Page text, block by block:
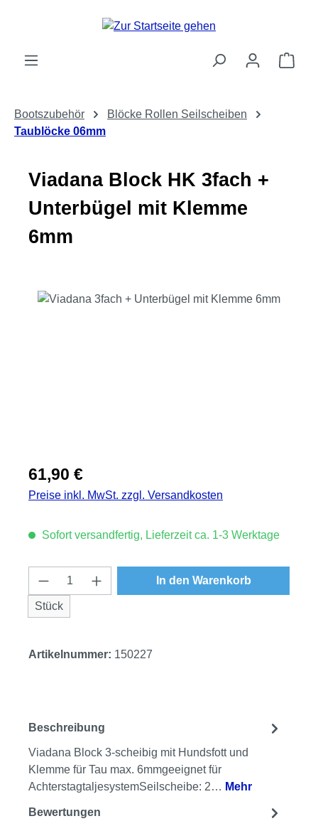
Zum Hauptinhalt springen
Bootszubehör
Blöcke Rollen Seilscheiben
Taublöcke 06mm
Viadana Block HK 3fach +
Unterbügel mit Klemme
6mm
Bildergalerie überspringen
Regulärer Preis:
61,90 €
Preise inkl. MwSt. zzgl. Versandkosten
Sofort versandfertig, Lieferzeit ca. 1-3 Werktage
Produkt Anzahl: Gib den gewünschten
Stück
In den Warenkorb
Artikelnummer: 150227
Beschreibung
Viadana Block 3-scheibig mit Hundsfott und
Klemme für Tau max. 6mmgeeignet für
AchterstagtaljesystemSeilscheibe: 2… Mehr
Bewertungen